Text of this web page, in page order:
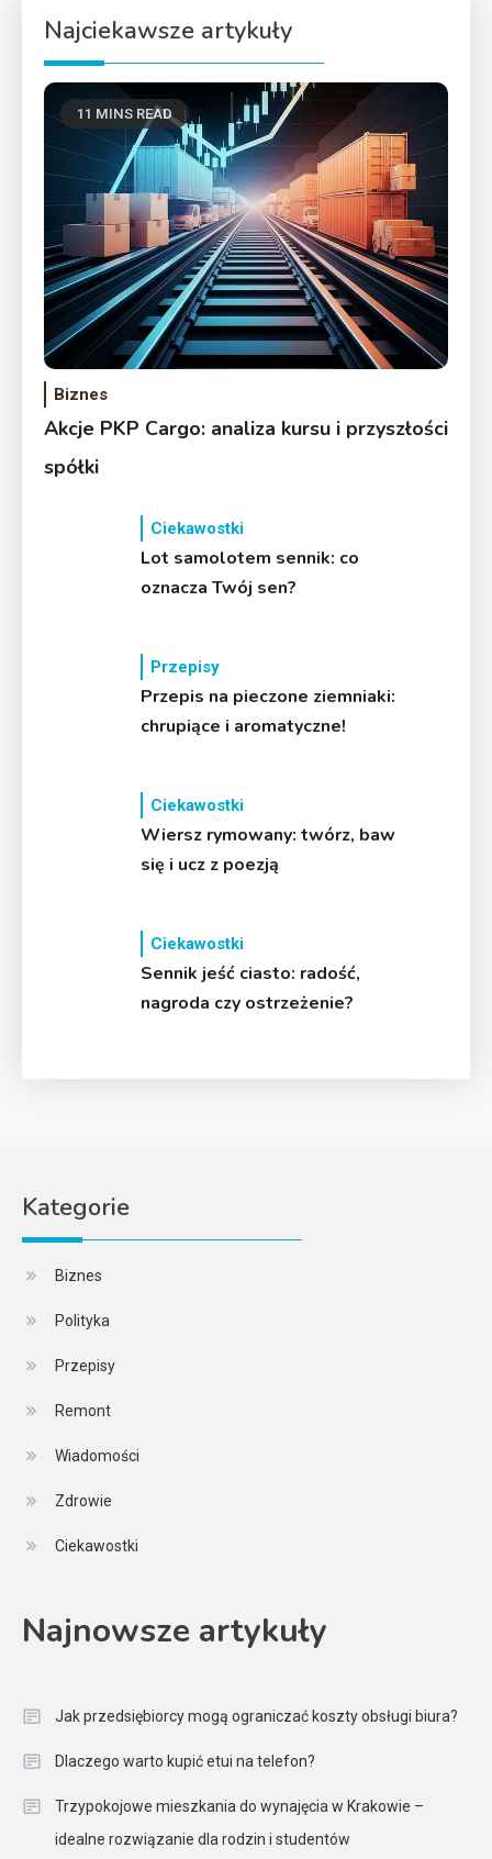
Najciekawsze artykuły
11 MINS READ
Biznes
Akcje PKP Cargo: analiza kursu i przyszłości
spółki
Ciekawostki
Lot samolotem sennik: co
oznacza Twój sen?
Przepisy
Przepis na pieczone ziemniaki:
chrupiące i aromatyczne!
Ciekawostki
Wiersz rymowany: twórz, baw
się i ucz z poezją
Ciekawostki
Sennik jeść ciasto: radość,
nagroda czy ostrzeżenie?
Kategorie
Biznes
Polityka
Przepisy
Remont
Wiadomości
Zdrowie
Ciekawostki
Najnowsze artykuły
Jak przedsiębiorcy mogą ograniczać koszty obsługi biura?
Dlaczego warto kupić etui na telefon?
Trzypokojowe mieszkania do wynajęcia w Krakowie –
idealne rozwiązanie dla rodzin i studentów